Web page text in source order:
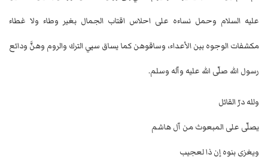
عليه السلام وحمل نساءه على احلاس اقتاب الجمال بغير وطاء ولا غطاء
مكشفات الوجوه بين الأعداء، وساقوهن كما يساق سبي الترك والروم وهنَّ ودائع
رسول الله صلّى الله عليه وآله وسلم.
ولله درّ القائل
يصلّى على المبعوث من آل هاشم
ويغزى بنوه إن ذا لعجيب